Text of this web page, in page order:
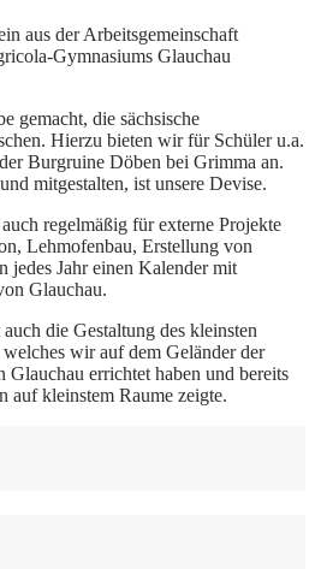
aus der Arbeitsgemeinschaft
Gymnasiums Glauchau
gemacht, die sächsische
Hierzu bieten wir für Schüler u.a.
Burgruine Döben bei Grimma an.
mitgestalten, ist unsere Devise.
regelmäßig für externe Projekte
Lehmofenbau, Erstellung von
jedes Jahr einen Kalender mit
Glauchau.
die Gestaltung des kleinsten
wir auf dem Geländer der
Glauchau errichtet haben und bereits
auf kleinstem Raume zeigte.